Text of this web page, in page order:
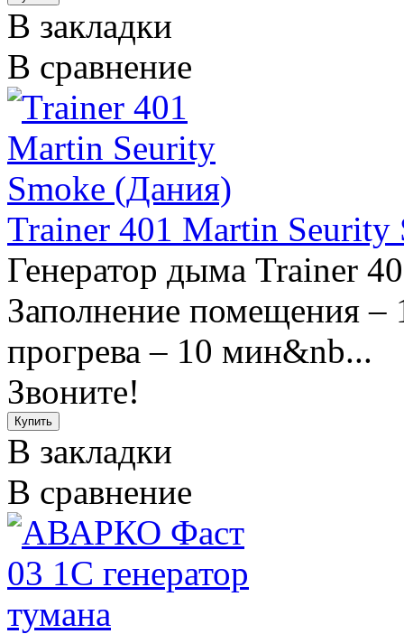
В закладки
В сравнение
Trainer 401 Martin Seurity
Генератор
Заполнение помещения
прогрева – 10 мин&nb...
Звоните!
В закладки
В сравнение